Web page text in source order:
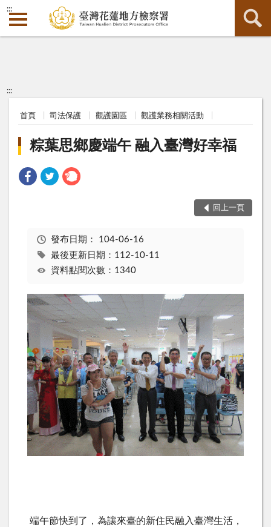
:::
:::
首頁 司法保護 觀護園區 觀護業務相關活動
粽葉思鄉慶端午 融入臺灣好幸福
回上一頁
發布日期： 104-06-16
最後更新日期：112-10-11
資料點閱次數：1340
端午節快到了，為讓來臺的新住民融入臺灣生活，